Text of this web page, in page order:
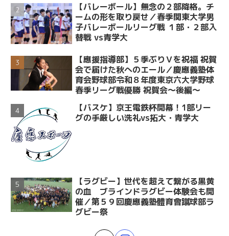
【バレーボール】無念の２部降格。チ
ームの形を取り戻せ／春季関東大学男
子バレーボールリーグ戦 １部・２部入
替戦 vs青学大
【應援指導部】５季ぶりＶを祝福 祝賀
会で届けた秋へのエール／慶應義塾体
育会野球部令和８年度東京六大学野球
春季リーグ戦優勝 祝賀会～後編～
【バスケ】京王電鉄杯開幕！1部リー
グの手厳しい洗礼vs拓大・青学大
【ラグビー】世代を超えて繋がる黒黄
の血 ブラインドラグビー体験会も開
催／第５９回慶應義塾體育會蹴球部ラ
グビー祭